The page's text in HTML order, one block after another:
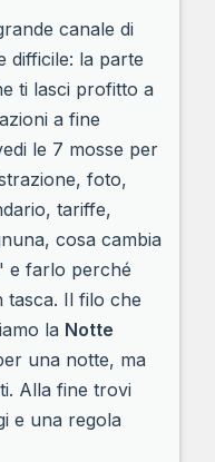
canale di
difficile: la parte
ti lasci profitto a
a fine
le 7 mosse per
foto,
tariffe,
cosa cambia
e farlo perché
tasca. Il filo che
la Notte
una notte, ma
Alla fine trovi
e una regola